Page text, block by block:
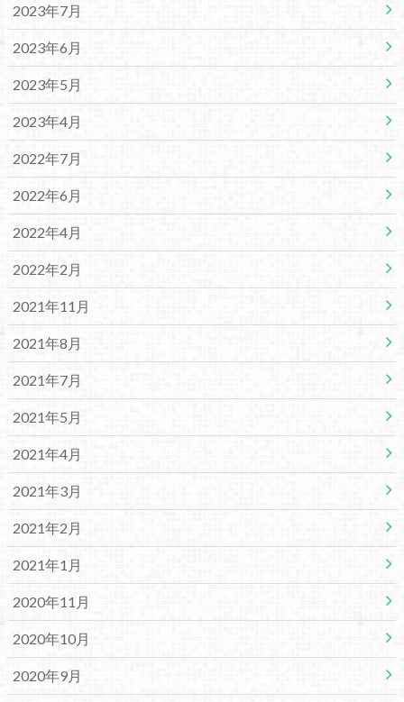
2023年7月
2023年6月
2023年5月
2023年4月
2022年7月
2022年6月
2022年4月
2022年2月
2021年11月
2021年8月
2021年7月
2021年5月
2021年4月
2021年3月
2021年2月
2021年1月
2020年11月
2020年10月
2020年9月